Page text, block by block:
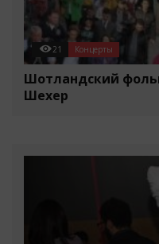
21 Концерты
Шотландский
Шехер